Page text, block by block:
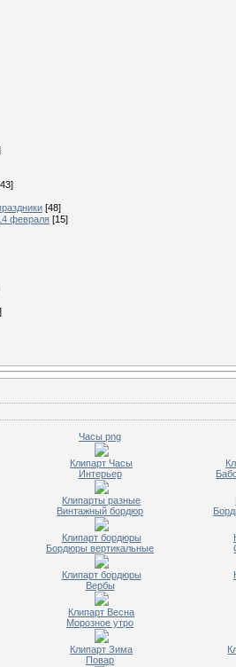
[48]
февраля [15]
Часы png
Клипарт Часы
Интерьер
Клипарты разные
Винтажный бордюр
Клипарт бордюры
Бордюры вертикальные
Клипарт бордюры
Вербы
Клипарт Весна
Морозное утро
Клипарт Зима
Повар